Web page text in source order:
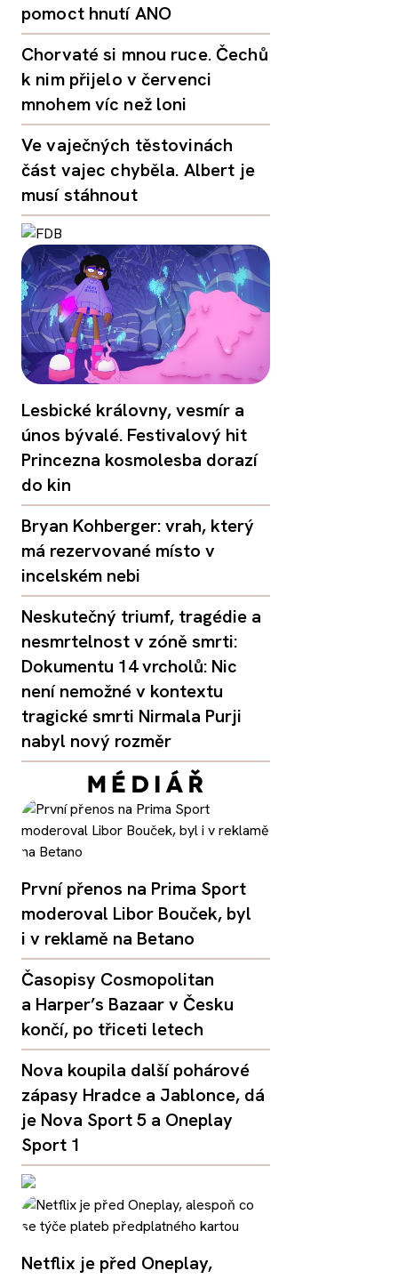
pomoct hnutí ANO
Chorvaté si mnou ruce. Čechů
k nim přijelo v červenci
mnohem víc než loni
Ve vaječných těstovinách
část vajec chyběla. Albert je
musí stáhnout
Lesbické královny, vesmír a
únos bývalé. Festivalový hit
Princezna kosmolesba dorazí
do kin
Bryan Kohberger: vrah, který
má rezervované místo v
incelském nebi
Neskutečný triumf, tragédie a
nesmrtelnost v zóně smrti:
Dokumentu 14 vrcholů: Nic
není nemožné v kontextu
tragické smrti Nirmala Purji
nabyl nový rozměr
První přenos na Prima Sport
moderoval Libor Bouček, byl
i v reklamě na Betano
Časopisy Cosmopolitan
a Harper’s Bazaar v Česku
končí, po třiceti letech
Nova koupila další pohárové
zápasy Hradce a Jablonce, dá
je Nova Sport 5 a Oneplay
Sport 1
Netflix je před Oneplay,